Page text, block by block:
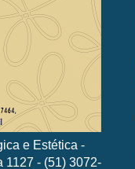
e Estética -
1127 - (51) 3072-